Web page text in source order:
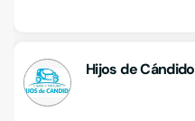
Hijos de Cándido